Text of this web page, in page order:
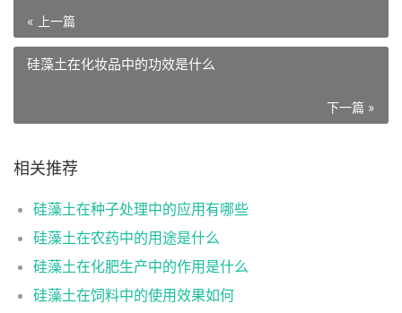
« 上一篇
硅藻土在化妆品中的功效是什么
下一篇 »
相关推荐
硅藻土在种子处理中的应用有哪些
硅藻土在农药中的用途是什么
硅藻土在化肥生产中的作用是什么
硅藻土在饲料中的使用效果如何